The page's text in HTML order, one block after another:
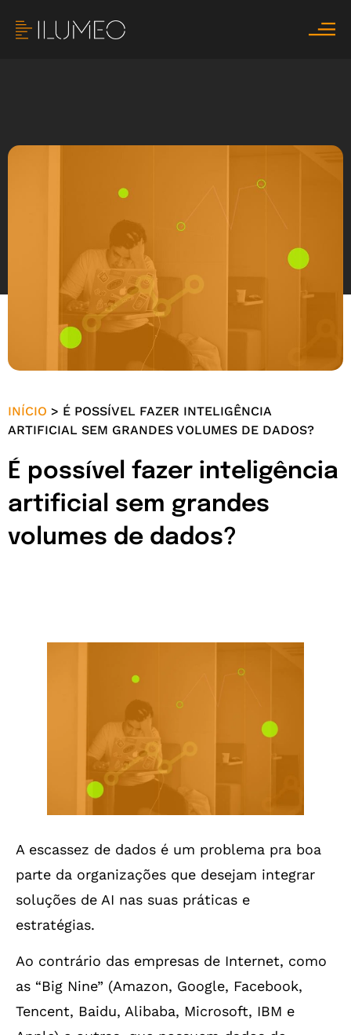
INÍCIO > É POSSÍVEL FAZER INTELIGÊNCIA
ARTIFICIAL SEM GRANDES VOLUMES DE DADOS?
É possível fazer inteligência
artificial sem grandes
volumes de dados?
A escassez de dados é um problema pra boa
parte da organizações que desejam integrar
soluções de AI nas suas práticas e
estratégias.
Ao contrário das empresas de Internet, como
as “Big Nine” (Amazon, Google, Facebook,
Tencent, Baidu, Alibaba, Microsoft, IBM e